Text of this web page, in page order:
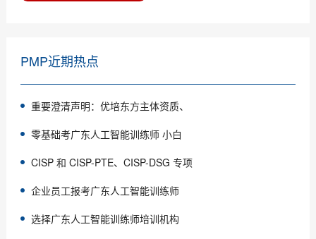
PMP近期热点
重要澄清声明：优培东方主体资质、
零基础考广东人工智能训练师 小白
CISP 和 CISP-PTE、CISP-DSG 专项
企业员工报考广东人工智能训练师
选择广东人工智能训练师培训机构